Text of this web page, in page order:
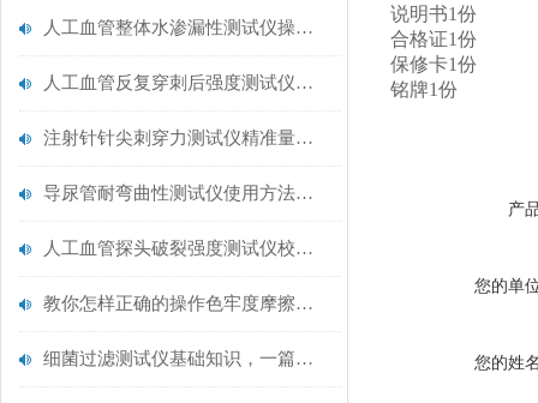
人工血管整体水渗漏性测试仪操作中最容易出错的步骤
人工血管反复穿刺后强度测试仪是什么？透析患者的“生命管“质量靠它把关！
注射针针尖刺穿力测试仪精准量化针尖锋利度，构筑临床安全防线
导尿管耐弯曲性测试仪使用方法与操作规范
人工血管探头破裂强度测试仪校准规范：精准赋能医疗安全的技术基准
教你怎样正确的操作色牢度摩擦测试机
细菌过滤测试仪基础知识，一篇搞定
说明书1份
合格证1份
保修卡1份
铭牌1份
产
您的单
您的姓